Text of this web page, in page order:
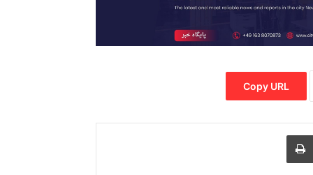
Copy URL
Share
Print